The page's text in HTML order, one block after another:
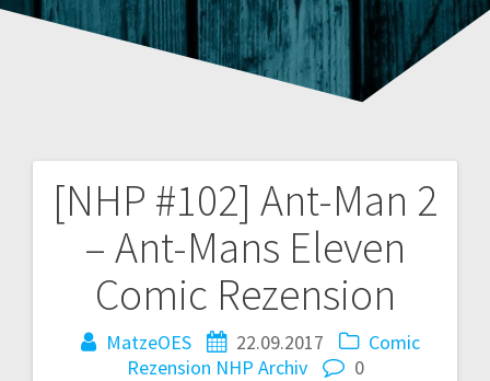
[NHP #102] Ant-Man 2
– Ant-Mans Eleven
Comic Rezension
MatzeOES 22.09.2017
Comic
Rezension NHP Archiv 0
Beitragsnavigation